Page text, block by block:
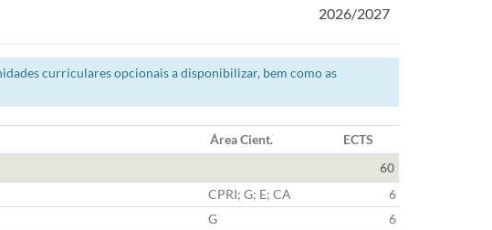
2026/2027
curriculares opcionais a disponibilizar, bem como as
Área Cient.
ECTS
60
CPRI; G; E; CA
6
G
6